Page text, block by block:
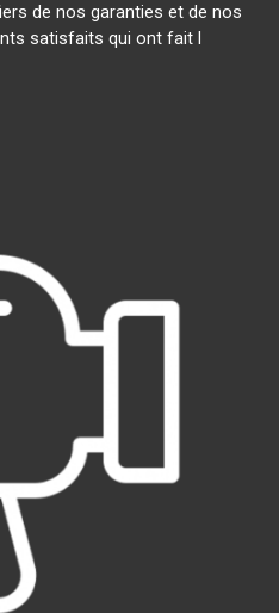
de nos garanties et de nos
satisfaits qui ont fait l